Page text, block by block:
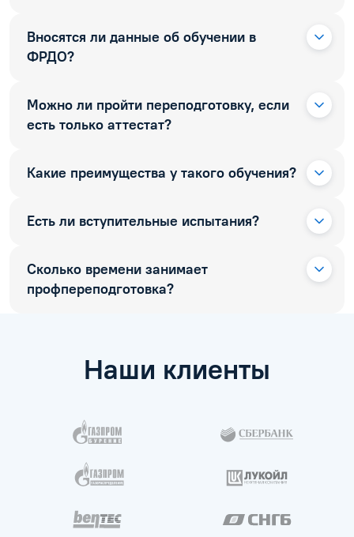
Вносятся ли данные об обучении в
ФРДО?
Можно ли пройти переподготовку, если
есть только аттестат?
Какие преимущества у такого обучения?
Есть ли вступительные испытания?
Сколько времени занимает
профпереподготовка?
Наши клиенты